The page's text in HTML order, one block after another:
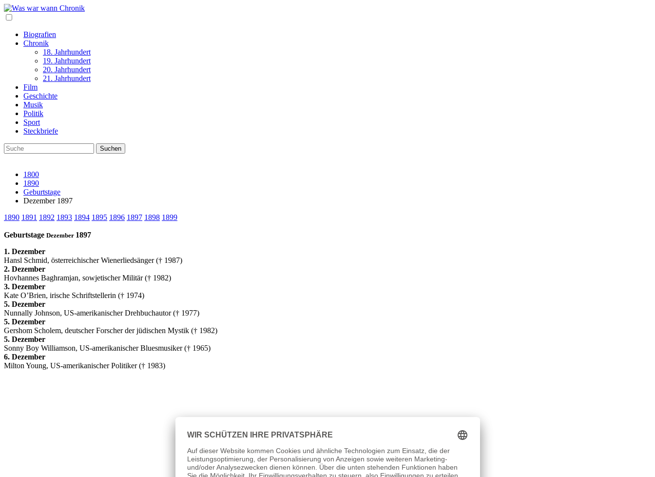
Biografien
Chronik
18. Jahrhundert
19. Jahrhundert
20. Jahrhundert
21. Jahrhundert
Film
Geschichte
Musik
Politik
Sport
Steckbriefe
1800
1890
Geburtstage
Dezember 1897
1890 1891 1892 1893 1894 1895 1896 1897 1898 1899
Geburtstage Dezember 1897
1. Dezember
Hansl Schmid, österreichischer Wienerliedsänger († 1987)
2. Dezember
Hovhannes Baghramjan, sowjetischer Militär († 1982)
3. Dezember
Kate O’Brien, irische Schriftstellerin († 1974)
5. Dezember
Nunnally Johnson, US-amerikanischer Drehbuchautor († 1977)
5. Dezember
Gershom Scholem, deutscher Forscher der jüdischen Mystik († 1982)
5. Dezember
Sonny Boy Williamson, US-amerikanischer Bluesmusiker († 1965)
6. Dezember
Milton Young, US-amerikanischer Politiker († 1983)